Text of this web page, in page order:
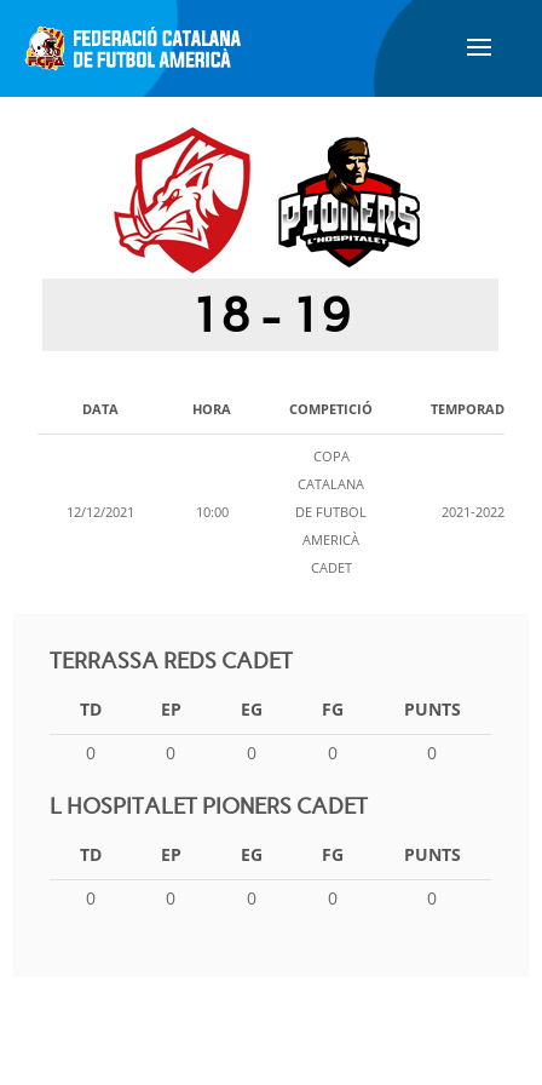
18 - 19
DATA HORA COMPETICIÓ TEMPORADA
12/12/2021 10:00
COPA
CATALANA
DE FUTBOL
AMERICÀ
CADET
2021-2022
TERRASSA REDS CADET
TD EP EG FG
PUNTS
0
0 0 0 0
L HOSPITALET PIONERS CADET
TD EP EG FG
PUNTS
0
0 0 0 0